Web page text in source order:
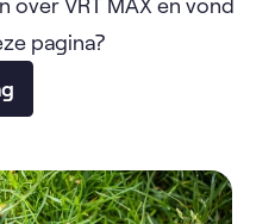
pagina?